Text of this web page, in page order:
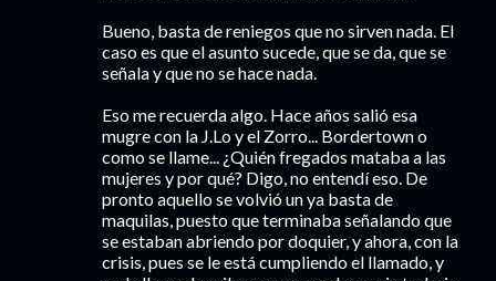
Bueno, basta de reniegos que no sirven nada. El
caso es que el asunto sucede, que se da, que se
señala y que no se hace nada.
Eso me recuerda algo. Hace años salió esa
mugre con la J.Lo y el Zorro... Bordertown o
como se llame... ¿Quién fregados mataba a las
mujeres y por qué? Digo, no entendí eso. De
pronto aquello se volvió un ya basta de
maquilas, puesto que terminaba señalando que
se estaban abriendo por doquier, y ahora, con la
crisis, pues se le está cumpliendo el llamado, y